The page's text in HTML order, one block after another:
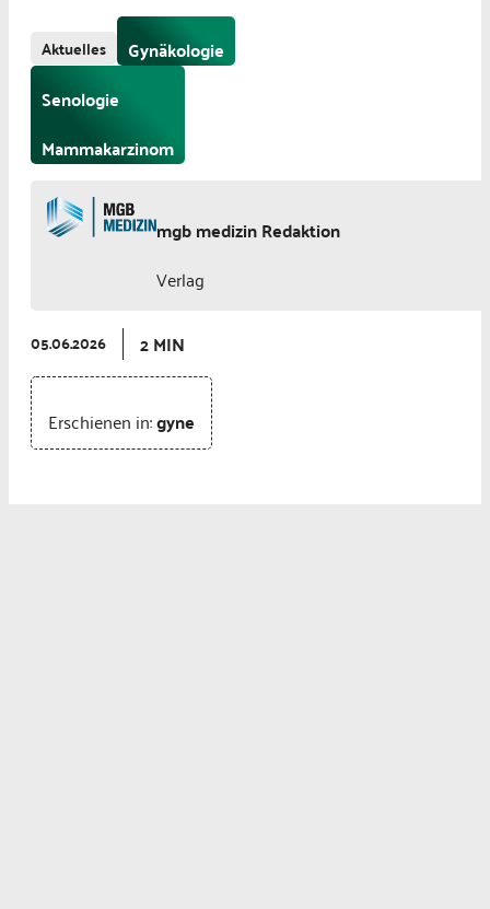
Aktuelles
Gynäkologie
Senologie
Mammakarzinom
mgb medizin Redaktion
Verlag
05.06.2026 2 MIN
Erschienen in:gyne